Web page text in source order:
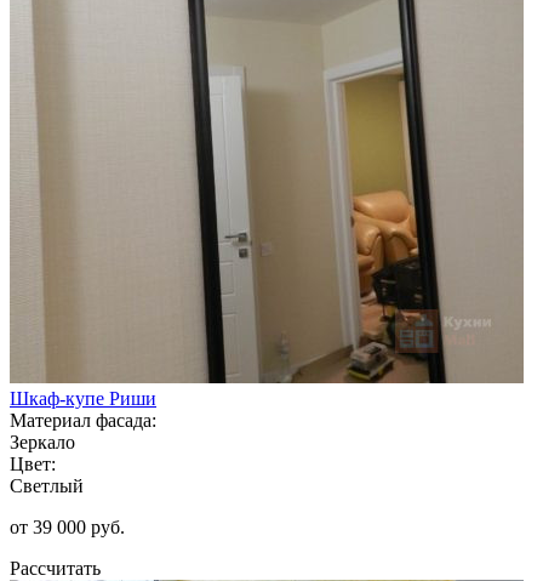
Шкаф-купе Риши
Материал фасада:
Зеркало
Цвет:
Светлый
от 39 000 руб.
Рассчитать